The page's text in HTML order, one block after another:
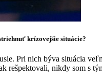
krízovejšie situácie?
Pri nich býva situácia
nikdy som s